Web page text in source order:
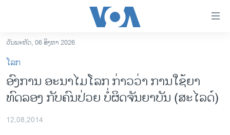
ເຂົ້າ
ຫາ
ຂ້າມ
ຂ້າມ
ຂ້າມ
ຫາ
ລາວ
ອາເມຣິກາ
ຂ່າວ​ຈີນ
ວັນພະຫັດ, 06 ສິງຫາ 2026
ໂລກ
ອົງການ ອະນາໄມໂລກ ກ່າວວ່າ ການໃຊ້ຍາ
ທົດລອງ ກັບຄົນປ່ວຍ ບໍ່​ຜິດຈັນຍາບັນ (ສະ​ໄລ​ດ໌)
12,08,2014